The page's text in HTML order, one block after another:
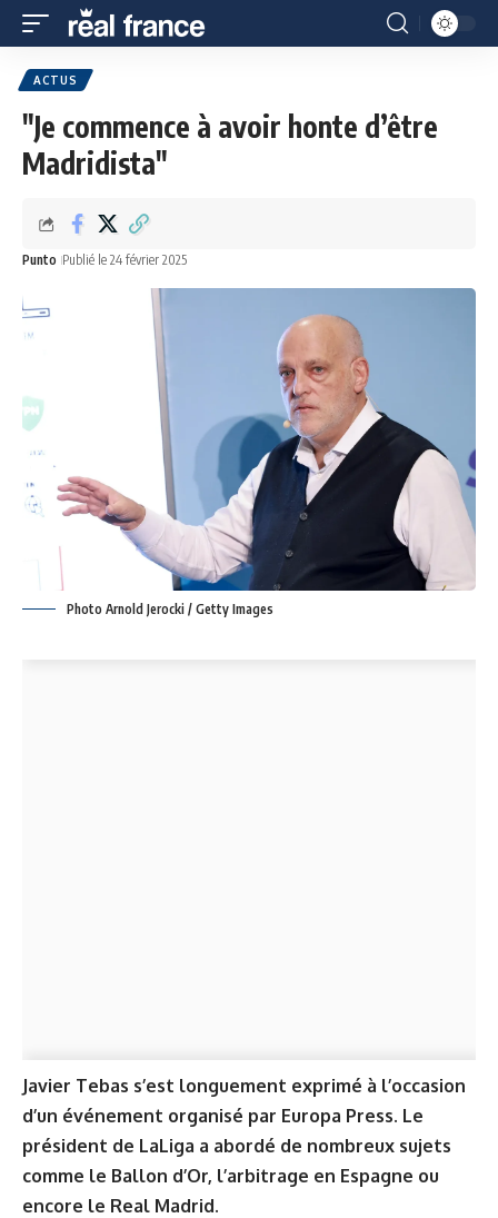
ACTUS
"Je commence à avoir honte d’être
Madridista"
Punto Publié le 24 février 2025
Photo Arnold Jerocki / Getty Images
Javier Tebas s’est longuement exprimé à l’occasion
d’un événement organisé par Europa Press. Le
président de LaLiga a abordé de nombreux sujets
comme le Ballon d’Or, l’arbitrage en Espagne ou
encore le Real Madrid.